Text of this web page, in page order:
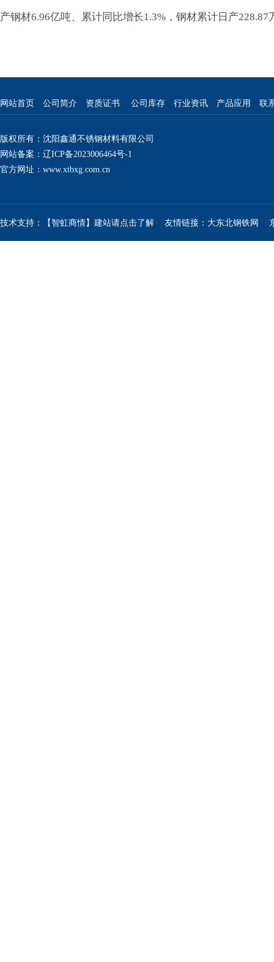
产钢材6.96亿吨、累计同比增长1.3%，钢材累计日产
网站首页 公司简介 资质证书 公司库存 行业资讯 产品应用 联
版权所有：沈阳鑫通不锈钢材料有限公司
网站备案：辽ICP备2023006464号-1
官方网址： www.xtbxg.com.cn
技术支持：【智虹商情】建站请点击了解 友情链接： 大东北钢铁网